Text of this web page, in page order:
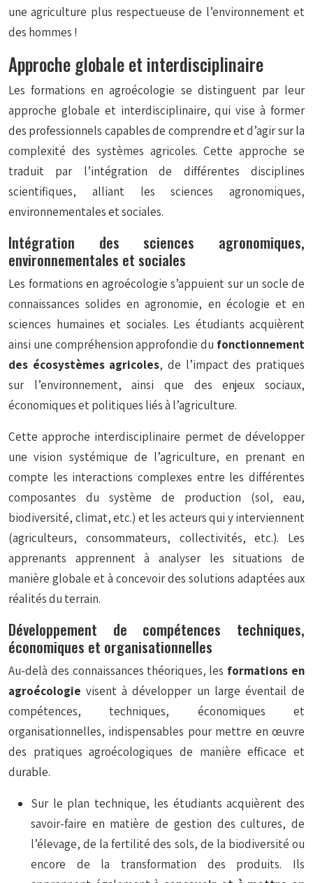
une agriculture plus respectueuse de l’environnement et
des hommes !
Approche globale et interdisciplinaire
Les formations en agroécologie se distinguent par leur
approche globale et interdisciplinaire, qui vise à former
des professionnels capables de comprendre et d’agir sur la
complexité des systèmes agricoles. Cette approche se
traduit par l’intégration de différentes disciplines
scientifiques, alliant les sciences agronomiques,
environnementales et sociales.
Intégration des sciences agronomiques,
environnementales et sociales
Les formations en agroécologie s’appuient sur un socle de
connaissances solides en agronomie, en écologie et en
sciences humaines et sociales. Les étudiants acquièrent
ainsi une compréhension approfondie du fonctionnement
des écosystèmes agricoles, de l’impact des pratiques
sur l’environnement, ainsi que des enjeux sociaux,
économiques et politiques liés à l’agriculture.
Cette approche interdisciplinaire permet de développer
une vision systémique de l’agriculture, en prenant en
compte les interactions complexes entre les différentes
composantes du système de production (sol, eau,
biodiversité, climat, etc.) et les acteurs qui y interviennent
(agriculteurs, consommateurs, collectivités, etc.). Les
apprenants apprennent à analyser les situations de
manière globale et à concevoir des solutions adaptées aux
réalités du terrain.
Développement de compétences techniques,
économiques et organisationnelles
Au-delà des connaissances théoriques, lesformations en
agroécologie visent à développer un large éventail de
compétences, techniques, économiques et
organisationnelles, indispensables pour mettre en œuvre
des pratiques agroécologiques de manière efficace et
durable.
Sur le plan technique, les étudiants acquièrent des
savoir-faire en matière de gestion des cultures, de
l’élevage, de la fertilité des sols, de la biodiversité ou
encore de la transformation des produits. Ils